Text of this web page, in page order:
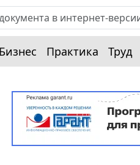
Бизнес Практика Труд